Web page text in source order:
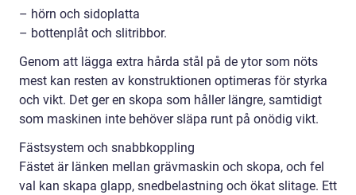
– hörn och sidoplatta
– bottenplåt och slitribbor.
Genom att lägga extra hårda stål på de ytor som nöts
mest kan resten av konstruktionen optimeras för styrka
och vikt. Det ger en skopa som håller längre, samtidigt
som maskinen inte behöver släpa runt på onödig vikt.
Fästsystem och snabbkoppling
Fästet är länken mellan grävmaskin och skopa, och fel
val kan skapa glapp, snedbelastning och ökat slitage. Ett